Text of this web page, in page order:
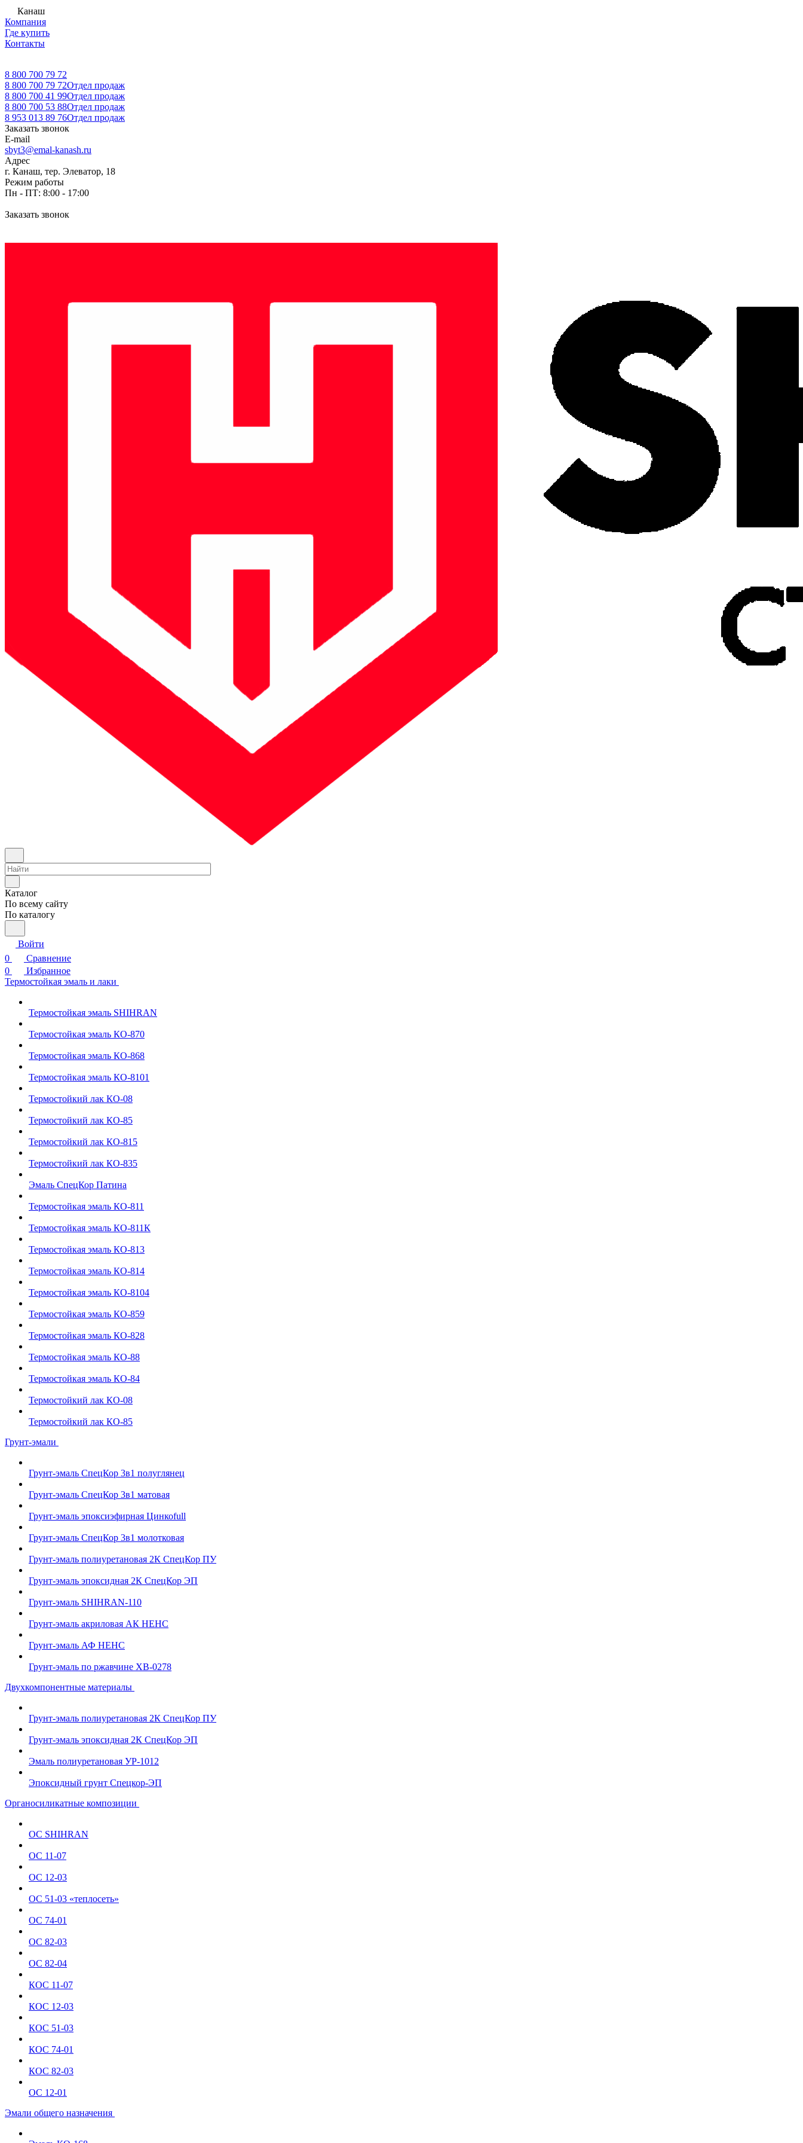
Канаш
Компания
Где купить
Контакты
8 800 700 79 72
8 800 700 79 72Отдел продаж
8 800 700 41 99Отдел продаж
8 800 700 53 88Отдел продаж
8 953 013 89 76Отдел продаж
Заказать звонок
E-mail
sbyt3@emal-kanash.ru
Адрес
г. Канаш, тер. Элеватор, 18
Режим работы
Пн - ПТ: 8:00 - 17:00
Заказать звонок
Каталог
По всему сайту
По каталогу
Войти
0
Сравнение
0
Избранное
Термостойкая эмаль и лаки
Термостойкая эмаль SHIHRAN
Термостойкая эмаль КО-870
Термостойкая эмаль КО-868
Термостойкая эмаль КО-8101
Термостойкий лак КО-08
Термостойкий лак КО-85
Термостойкий лак КО-815
Термостойкий лак КО-835
Эмаль СпецКор Патина
Термостойкая эмаль КО-811
Термостойкая эмаль КО-811К
Термостойкая эмаль КО-813
Термостойкая эмаль КО-814
Термостойкая эмаль КО-8104
Термостойкая эмаль КО-859
Термостойкая эмаль КО-828
Термостойкая эмаль КО-88
Термостойкая эмаль КО-84
Термостойкий лак КО-08
Термостойкий лак КО-85
Грунт-эмали
Грунт-эмаль СпецКор 3в1 полуглянец
Грунт-эмаль СпецКор 3в1 матовая
Грунт-эмаль эпоксиэфирная Цинкоfull
Грунт-эмаль СпецКор 3в1 молотковая
Грунт-эмаль полиуретановая 2К СпецКор ПУ
Грунт-эмаль эпоксидная 2К СпецКор ЭП
Грунт-эмаль SHIHRAN-110
Грунт-эмаль акриловая АК НЕНС
Грунт-эмаль АФ НЕНС
Грунт-эмаль по ржавчине ХВ-0278
Двухкомпонентные материалы
Грунт-эмаль полиуретановая 2К СпецКор ПУ
Грунт-эмаль эпоксидная 2К СпецКор ЭП
Эмаль полиуретановая УР-1012
Эпоксидный грунт Спецкор-ЭП
Органосиликатные композиции
ОС SHIHRAN
ОС 11-07
ОС 12-03
ОС 51-03 «теплосеть»
ОС 74-01
ОС 82-03
ОС 82-04
КОС 11-07
КОС 12-03
КОС 51-03
КОС 74-01
КОС 82-03
ОС 12-01
Эмали общего назначения